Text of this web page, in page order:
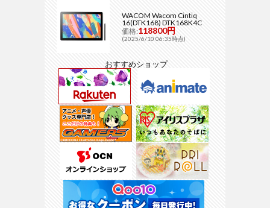
WACOM Wacom Cintiq
16(DTK168) DTK168K4C
価格:118800円
(2025/6/10 06:35時点)
おすすめショップ